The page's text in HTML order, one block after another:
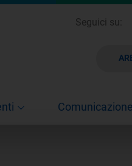
Seguici su:
Comunicazione